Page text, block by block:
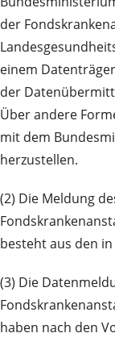
der
einem
der
Über andere
mit dem
herzustellen.
(2) Die Meldung
besteht aus den
(3) Die
haben nach den